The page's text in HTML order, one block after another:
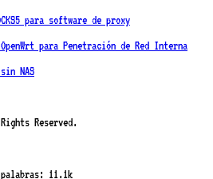
para software de proxy
para Penetración de Red Interna
NAS
Reserved.
11.1k